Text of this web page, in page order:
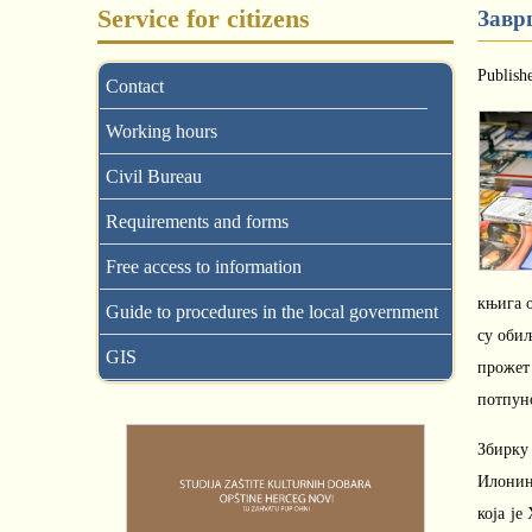
Service for citizens
Contact
Working hours
Civil Bureau
Requirements and forms
Free access to information
Guide to procedures in the local government
GIS
књига
су
Збирку
која